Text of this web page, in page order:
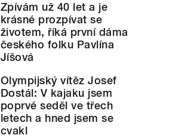
Zpívám už 40 let a je
krásné prozpívat se
životem, říká první dáma
českého folku Pavlína
Jíšová
Olympijský vítěz Josef
Dostál: V kajaku jsem
poprvé seděl ve třech
letech a hned jsem se
cvakl